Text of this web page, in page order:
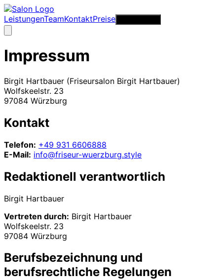
LeistungenTeamKontaktPreise
Impressum
Birgit Hartbauer (Friseursalon Birgit Hartbauer)
Wolfskeelstr. 23
97084 Würzburg
Kontakt
Telefon: +49 931 6606888
E-Mail: info@friseur-wuerzburg.style
Redaktionell verantwortlich
Birgit Hartbauer
Vertreten durch: Birgit Hartbauer
Wolfskeelstr. 23
97084 Würzburg
Berufsbezeichnung und
berufsrechtliche Regelungen